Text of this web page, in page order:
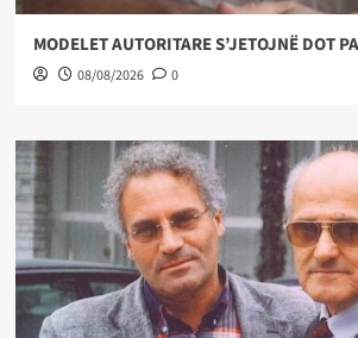
MODELET AUTORITARE S’JETOJNË DOT
08/08/2026 0